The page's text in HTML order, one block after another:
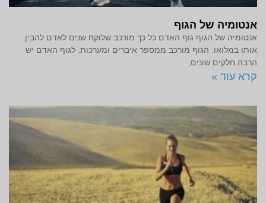
אנטומיה של הגוף
אנטומיה של הגוף גוף האדם כל כך מורכב שלוקח שנים לאדם להבין
אותו במלואו. הגוף מורכב ממספר איברים ומערכות. לגוף האדם יש
הרבה חלקים שונים,
קרא עוד »